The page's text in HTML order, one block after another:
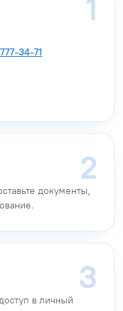
34-71
документы,
в личный